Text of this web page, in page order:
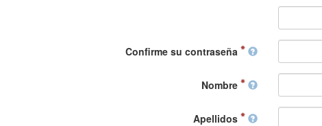
Confirme su contraseña
Nombre
Apellidos